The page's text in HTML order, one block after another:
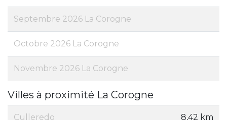
Septembre 2026 La Corogne
Octobre 2026 La Corogne
Novembre 2026 La Corogne
Villes à proximité La Corogne
Culleredo 8,42 km